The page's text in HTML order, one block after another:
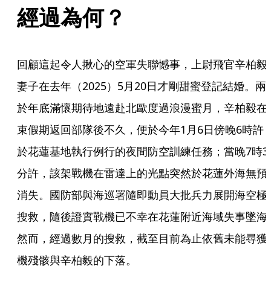
經過為何？
回顧這起令人揪心的空軍失聯憾事，上尉飛官辛柏毅
妻子在去年（2025）5月20日才剛甜蜜登記結婚。兩
於年底滿懷期待地遠赴北歐度過浪漫蜜月，辛柏毅在
束假期返回部隊後不久，便於今年1月6日傍晚6時許
於花蓮基地執行例行的夜間防空訓練任務；當晚7時
分許，該架戰機在雷達上的光點突然於花蓮外海無預
消失。國防部與海巡署隨即動員大批兵力展開海空極
搜救，隨後證實戰機已不幸在花蓮附近海域失事墜海
然而，經過數月的搜救，截至目前為止依舊未能尋獲
機殘骸與辛柏毅的下落。